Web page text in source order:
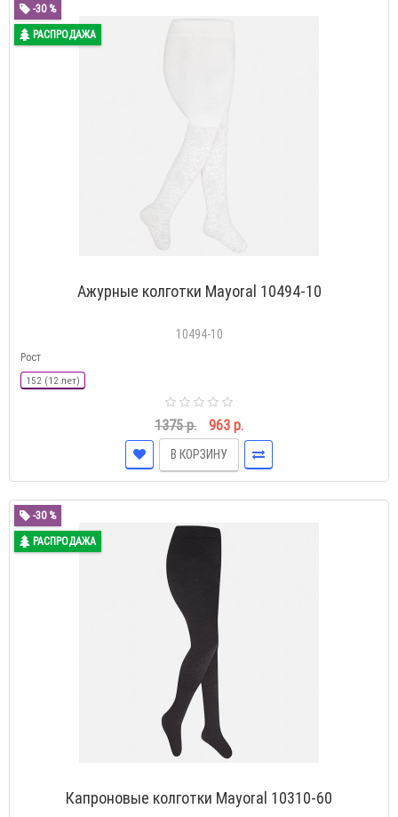
-30 %
РАСПРОДАЖА
Ажурные колготки Mayoral 10494-10
10494-10
Рост
152 (12 лет)
1375 р. 963 р.
В КОРЗИНУ
-30 %
РАСПРОДАЖА
Капроновые колготки Mayoral 10310-60